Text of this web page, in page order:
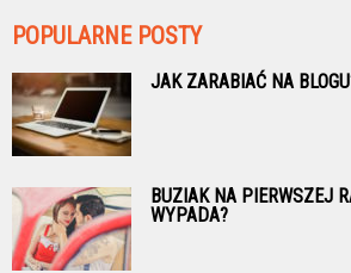
POPULARNE POSTY
JAK ZARABIAĆ NA
BUZIAK NA PIERWSZEJ
WYPADA?